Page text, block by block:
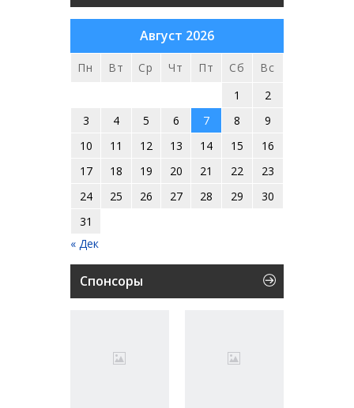
Август 2026
Пн Вт Ср Чт Пт Сб
Вс
1
2
3
4 5 6 7 8
9
10
11 12 13 14 15
16
17
18 19 20 21 22
23
24
25 26 27 28 29
30
31
« Дек
Спонсоры